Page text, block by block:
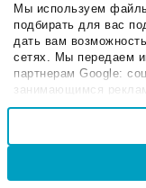
Мы используем
подбирать для вас
дать вам
сетях. Мы передаем
партнерам Google:
занимающимся
могут комбинировать
информацией, а
использовании вами
Выбор
Настроечные
не помогло —
Как это сделать
Обновлено:
Оцените,